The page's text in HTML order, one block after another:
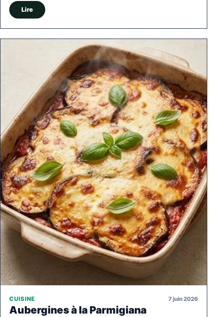
Lire
CUISINE 7 juin 2026
Aubergines à la Parmigiana